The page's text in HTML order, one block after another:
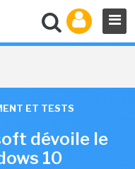
ET TESTS
dévoile le
10